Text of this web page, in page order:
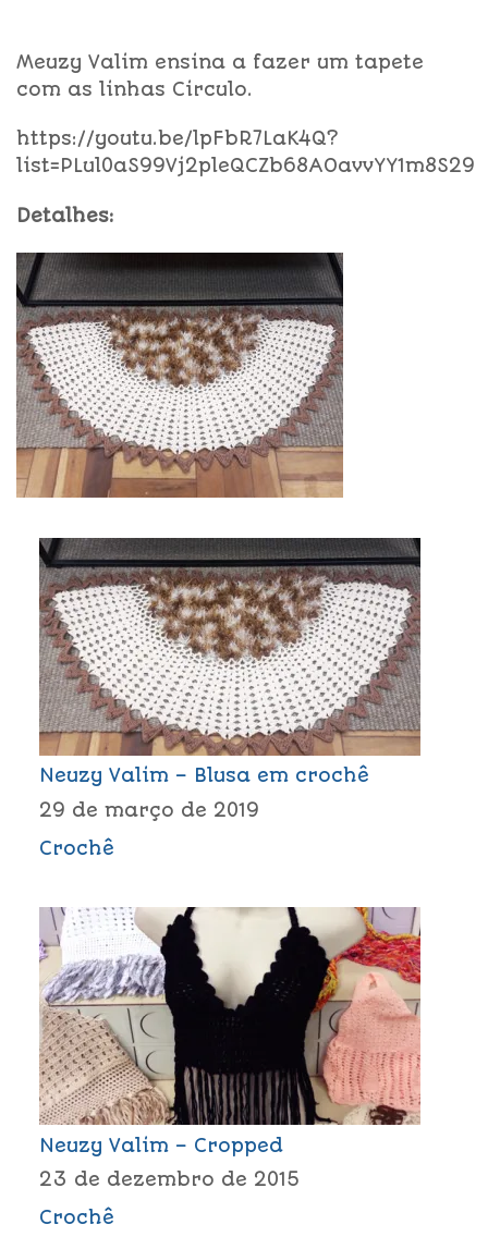
Meuzy Valim ensina a fazer um tapete
com as linhas Circulo.
https://youtu.be/lpFbR7LaK4Q?
list=PLul0aS99Vj2pleQCZb68AOavvYY1m8S29
Detalhes:
Neuzy Valim – Blusa em crochê
29 de março de 2019
Crochê
Neuzy Valim – Cropped
23 de dezembro de 2015
Crochê